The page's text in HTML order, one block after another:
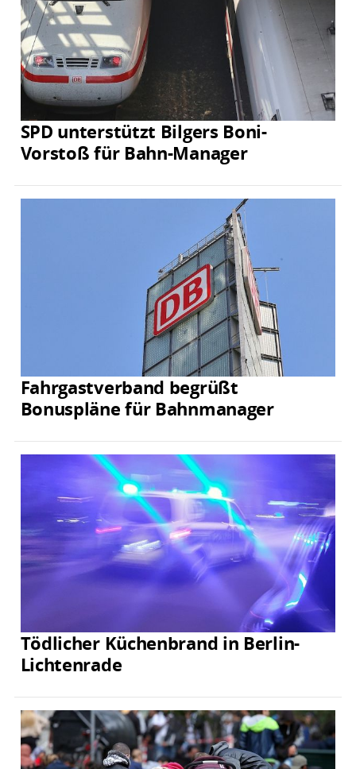
SPD unterstützt Bilgers Boni-
Vorstoß für Bahn-Manager
Fahrgastverband begrüßt
Bonuspläne für Bahnmanager
Tödlicher Küchenbrand in Berlin-
Lichtenrade